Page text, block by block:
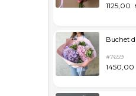
1125,00
Buchet
#7659
1450,00